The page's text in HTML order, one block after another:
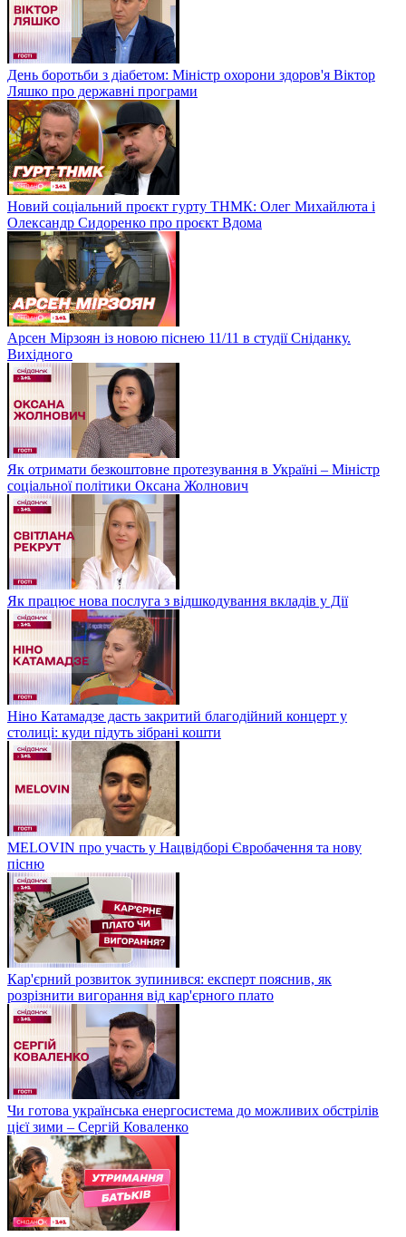
День боротьби з діабетом: Міністр охорони здоров'я Віктор
Ляшко про державні програми
Новий соціальний проєкт гурту ТНМК: Олег Михайлюта і
Олександр Сидоренко про проєкт Вдома
Арсен Мірзоян із новою піснею 11/11 в студії Сніданку.
Вихідного
Як отримати безкоштовне протезування в Україні – Міністр
соціальної політики Оксана Жолнович
Як працює нова послуга з відшкодування вкладів у Дії
Ніно Катамадзе дасть закритий благодійний концерт у
столиці: куди підуть зібрані кошти
MELOVIN про участь у Нацвідборі Євробачення та нову
пісню
Кар'єрний розвиток зупинився: експерт пояснив, як
розрізнити вигорання від кар'єрного плато
Чи готова українська енергосистема до можливих обстрілів
цієї зими – Сергій Коваленко